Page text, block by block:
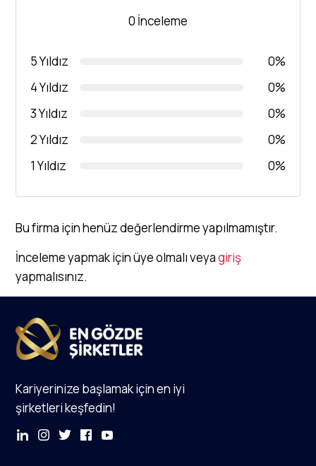
0 İnceleme
5 Yıldız
0%
4 Yıldız
0%
3 Yıldız
0%
2 Yıldız
0%
1 Yıldız
0%
Bu firma için henüz değerlendirme yapılmamıştır.
İnceleme yapmak için üye olmalı veyagiriş
yapmalısınız.
Kariyerinize başlamak için en iyi
şirketleri keşfedin!